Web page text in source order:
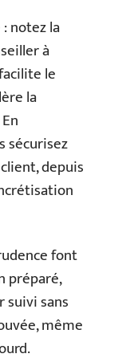
notez la
à
le
la
sécurisez
depuis
font
préparé,
suivi sans
même